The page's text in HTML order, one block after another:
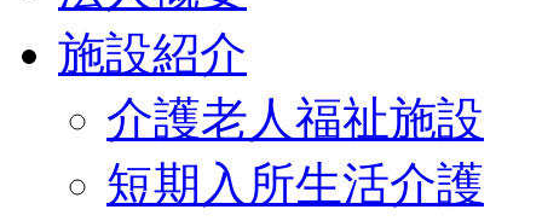
施設紹介
介護老人福祉施設
短期入所生活介護